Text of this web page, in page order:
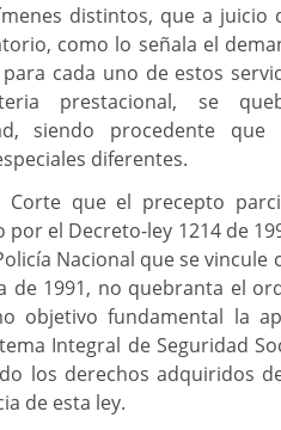
distintos, que a juicio
como lo señala el
cada uno de estos
prestacional, se
siendo procedente que
diferentes.
que el precepto
el Decreto-ley 1214 de
Nacional que se
de 1991, no quebranta el
objetivo fundamental la
Integral de Seguridad
los derechos adquiridos
de esta ley.